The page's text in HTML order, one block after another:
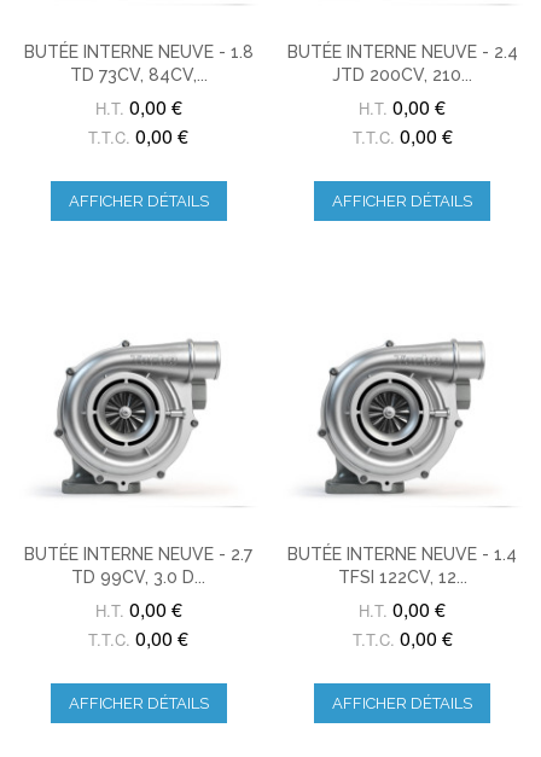
BUTÉE INTERNE NEUVE - 1.8
TD 73CV, 84CV,...
H.T. 0,00 €
T.T.C. 0,00 €
AFFICHER DÉTAILS
BUTÉE INTERNE NEUVE - 2.4
JTD 200CV, 210...
H.T. 0,00 €
T.T.C. 0,00 €
AFFICHER DÉTAILS
BUTÉE INTERNE NEUVE - 2.7
TD 99CV, 3.0 D...
H.T. 0,00 €
T.T.C. 0,00 €
AFFICHER DÉTAILS
BUTÉE INTERNE NEUVE - 1.4
TFSI 122CV, 12...
H.T. 0,00 €
T.T.C. 0,00 €
AFFICHER DÉTAILS